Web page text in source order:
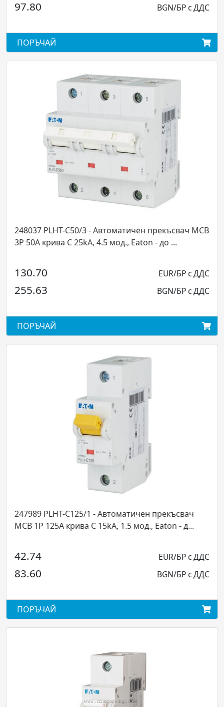
C50/3 - Автоматичен прекъсвач MCB
C 25kA, 4.5 мод., Eaton - до ...
C125/1 - Автоматичен прекъсвач
крива C 15kA, 1.5 мод., Eaton - д...
79.59
ПОРЪЧАЙ
247988
MCB 1P
42.74
83.60
ПОРЪЧАЙ
248036
3P 40A крива
130.70
255.63
ПОРЪЧАЙ